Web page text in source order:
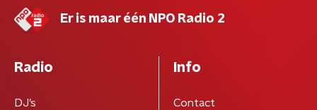
Er is maar één NPO Radio 2
Radio
DJ’s
Info
Contact